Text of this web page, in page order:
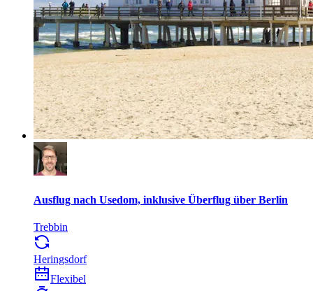
Ausflug nach Usedom, inklusive Überflug über Berlin
Trebbin
Heringsdorf
Flexibel